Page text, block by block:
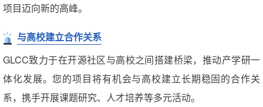
项目迈向新的高峰。
与高校建立合作关系
GLCC致力于在开源社区与高校之间搭建桥梁，推动产学研一
体化发展。您的项目将有机会与高校建立长期稳固的合作关
系，携手开展课题研究、人才培养等多元活动。